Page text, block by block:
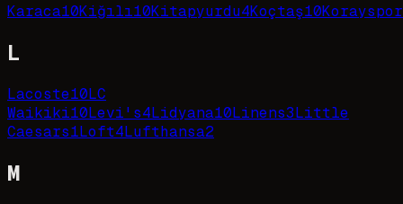
Karaca10Kiğılı10Kitapyurdu4Koçtaş10Korayspor
L
Lacoste10LC
Waikiki10Levi's4Lidyana10Linens3Little
Caesars1Loft4Lufthansa2
M